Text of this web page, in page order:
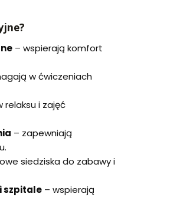
– wspierają komfort
w ćwiczeniach
i zajęć
– zapewniają
siedziska do zabawy i
szpitale – wspierają